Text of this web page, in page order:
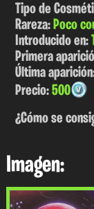
Tipo de
Rareza:Poco
Introducido en:
Primera
Última
Precio:500
¿Cómo se
Imagen: